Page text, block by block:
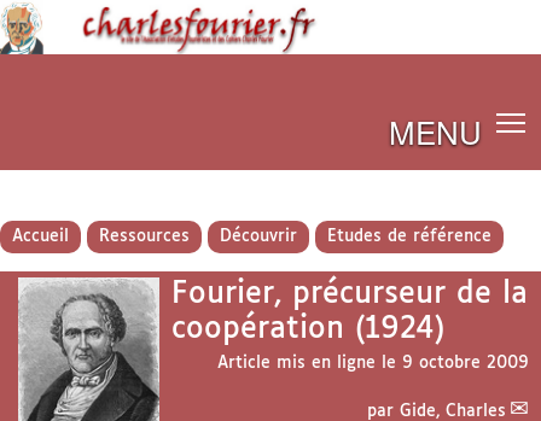
MENU
Accueil Ressources Découvrir Etudes de référence
Fourier, précurseur de la
coopération (1924)
Article mis en ligne le 9 octobre 2009
par Gide, Charles